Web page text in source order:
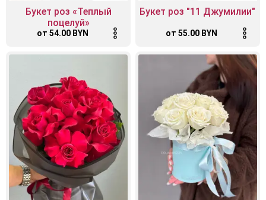
Букет роз «Теплый
поцелуй»
от 54.00 BYN
Букет роз "11 Джумилии"
от 55.00 BYN